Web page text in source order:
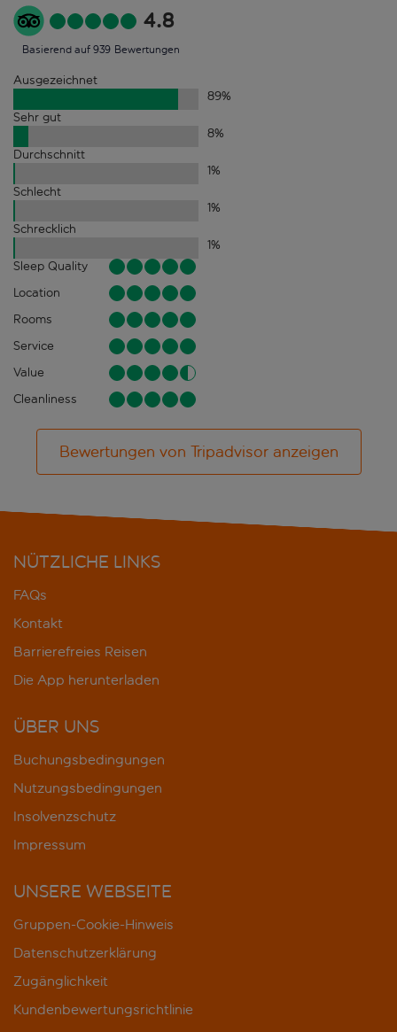
4.8
Basierend auf 939 Bewertungen
Ausgezeichnet
89%
Sehr gut
8%
Durchschnitt
1%
Schlecht
1%
Schrecklich
1%
Sleep Quality
Location
Rooms
Service
Value
Cleanliness
Bewertungen von Tripadvisor anzeigen
NÜTZLICHE LINKS
FAQs
Kontakt
Barrierefreies Reisen
Die App herunterladen
ÜBER UNS
Buchungsbedingungen
Nutzungsbedingungen
Insolvenzschutz
Impressum
UNSERE WEBSEITE
Gruppen-Cookie-Hinweis
Datenschutzerklärung
Zugänglichkeit
Kundenbewertungsrichtlinie